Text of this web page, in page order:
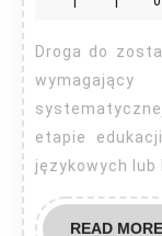
–
Droga do zostania prawnikiem w Polsce to proces
wymagający
etapie
językowych
READ MORE